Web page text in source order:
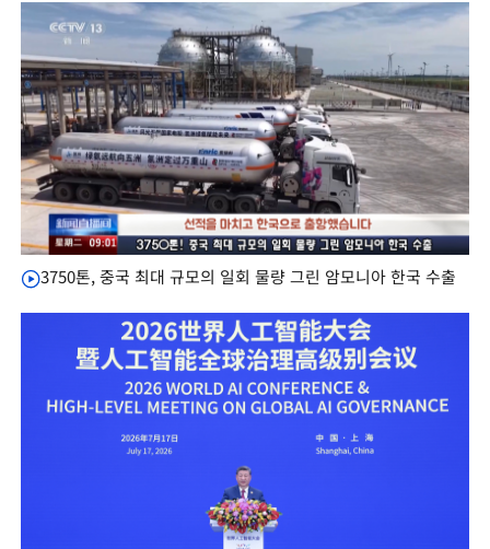
3750톤, 중국 최대 규모의 일회 물량 그린 암모니아 한국 수출